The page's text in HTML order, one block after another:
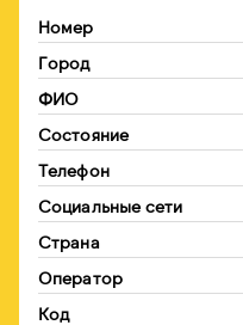
Номер
Город
ФИО
Состояние
Телефон
Социальные сети
Страна
Оператор
Код